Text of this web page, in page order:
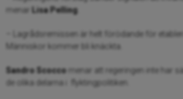
menar Lisa Pelling.
– Lagrådsremissen är helt förödande för
Människor kommer bli knäckta.
Sandro Scocco menar att regeringen inte har
de olika delarna i flyktingpolitiken.